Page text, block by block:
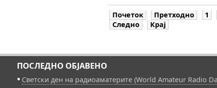
Почеток Претходно
1
Следно
Крај
ПОСЛЕДНО ОБЈАВЕНО
Светски ден на радиоаматерите (World Amateur Radio